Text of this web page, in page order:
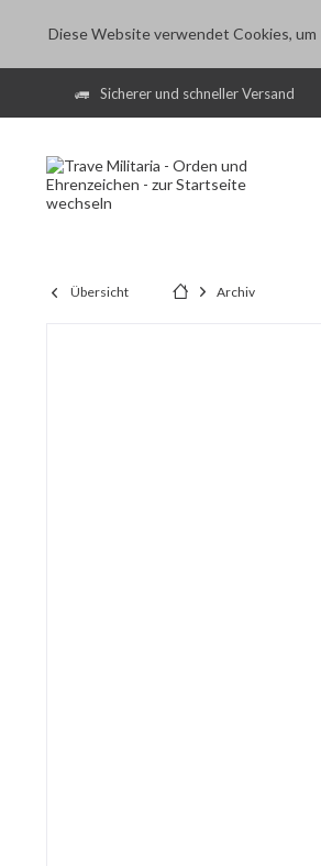
Diese Website verwendet Cookies,
Sicherer und schneller Versand
Übersicht Archiv